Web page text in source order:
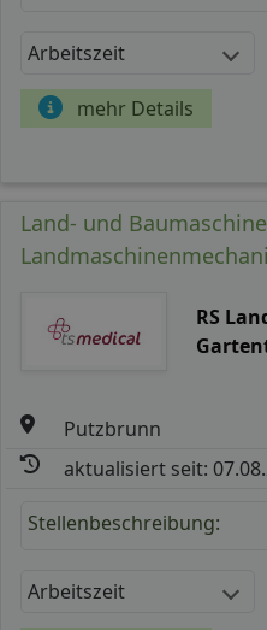
Arbeitszeit
mehr Details
Land- und
RS
Putzbrunn
aktualisiert seit:
Stellenbeschreibung:
Arbeitszeit